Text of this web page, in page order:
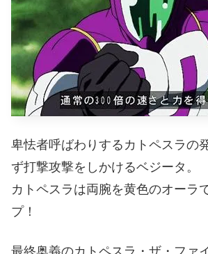
卑怯者呼ばわりするカトペスラの
ず打撃攻撃をしかけるベジータ。
カトペスラは両腕を黄色のオーラ
プ！